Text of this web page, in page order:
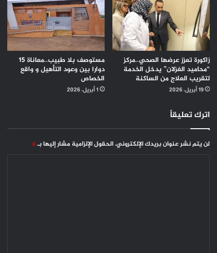
زاكورة تعزز عرضها الصحي..مركز
“محاميد الغزلان” يدخل الخدمة
لتقريب العلاج من الساكنة
19 أبريل، 2026
مستوصف بلا طبيب..معاناة 15
دوارا بين وعود التأهيل و واقع
الخصاص
1 أبريل، 2026
اترك تعليقاً
لن يتم نشر عنوان بريدك الإلكتروني.الحقول الإلزامية مشار إليها بـ*